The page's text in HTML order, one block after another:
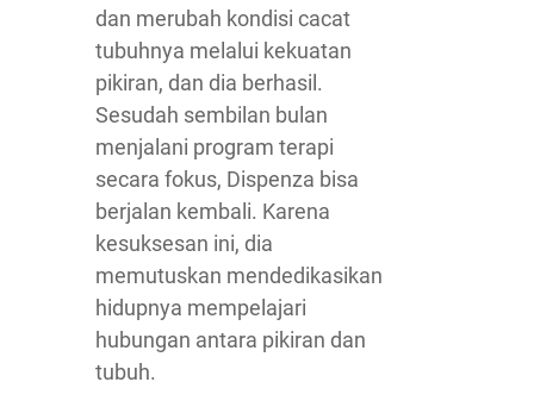
dan merubah kondisi cacat
tubuhnya melalui kekuatan
pikiran, dan dia berhasil.
Sesudah sembilan bulan
menjalani program terapi
secara fokus, Dispenza bisa
berjalan kembali. Karena
kesuksesan ini, dia
memutuskan mendedikasikan
hidupnya mempelajari
hubungan antara pikiran dan
tubuh.